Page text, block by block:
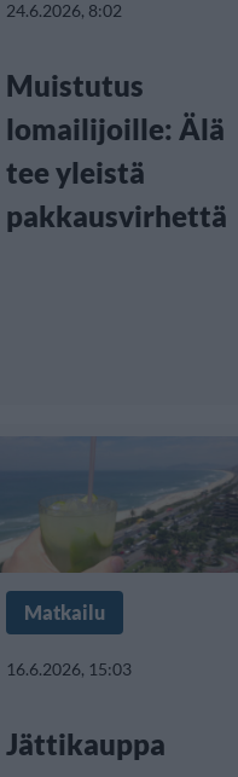
24.6.2026, 8:02
Muistutus
lomailijoille: Älä
tee yleistä
pakkausvirhettä
Matkailu
16.6.2026, 15:03
Jättikauppa